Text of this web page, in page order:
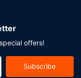
offers!
Subscribe